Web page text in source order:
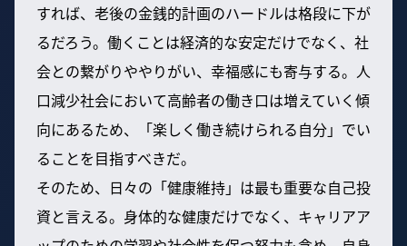
すれば、老後の金銭的計画のハードルは格段に下が
るだろう。働くことは経済的な安定だけでなく、社
会との繋がりややりがい、幸福感にも寄与する。人
口減少社会において高齢者の働き口は増えていく傾
向にあるため、「楽しく働き続けられる自分」でい
ることを目指すべきだ。
そのため、日々の「健康維持」は最も重要な自己投
資と言える。身体的な健康だけでなく、キャリアア